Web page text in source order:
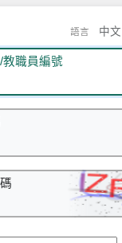
語言 中文
教職員編號